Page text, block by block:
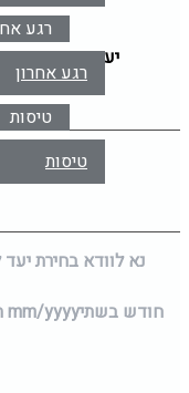
רגע
רגע אחרון
טיסות
טיסות
יעדהקלד יעד
נא לוודא בחירת
mm/yyyyחודש בשתי